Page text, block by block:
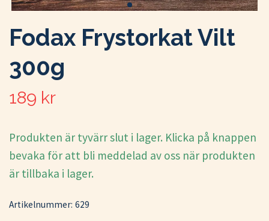
Fodax Frystorkat Vilt
300g
189 kr
Produkten är tyvärr slut i lager. Klicka på knappen
bevaka för att bli meddelad av oss när produkten
är tillbaka i lager.
Artikelnummer: 629